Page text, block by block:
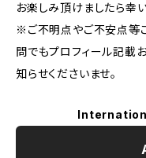
お楽しみ頂けましたら幸い
※ご不明点やご不安点等
問でもプロフィール記載
知らせくださいませ。